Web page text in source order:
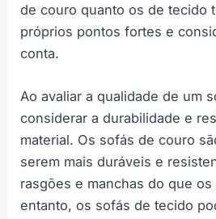
de couro quanto os de tecido
próprios pontos fortes e
conta.
Ao avaliar a qualidade de um
considerar a durabilidade e
material. Os sofás de couro
serem mais duráveis e
rasgões e manchas do que
entanto, os sofás de tecido